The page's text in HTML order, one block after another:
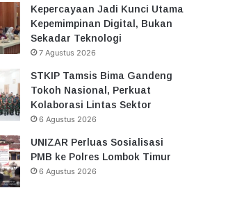
Kepercayaan Jadi Kunci Utama
Kepemimpinan Digital, Bukan
Sekadar Teknologi
7 Agustus 2026
STKIP Tamsis Bima Gandeng
Tokoh Nasional, Perkuat
Kolaborasi Lintas Sektor
6 Agustus 2026
UNIZAR Perluas Sosialisasi
PMB ke Polres Lombok Timur
6 Agustus 2026